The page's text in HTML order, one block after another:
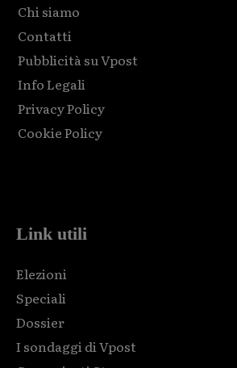
Chi siamo
Contatti
Pubblicità su Vpost
Info Legali
Privacy Policy
Cookie Policy
Link utili
Elezioni
Speciali
Dossier
I sondaggi di Vpost